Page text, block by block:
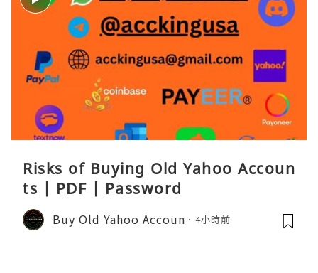
Risks of Buying Old Yahoo Accoun
ts | PDF | Password
Buy Old Yahoo Accoun 4小時前